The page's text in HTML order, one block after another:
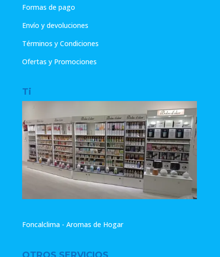
Formas de pago
Envío y devoluciones
Términos y Condiciones
Ofertas y Promociones
Ti
Foncalclima - Aromas de Hogar
OTROS SERVICIOS